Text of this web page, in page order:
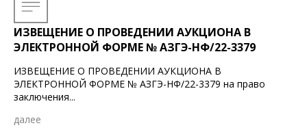
ИЗВЕЩЕНИЕ О ПРОВЕДЕНИИ АУКЦИОНА В
ЭЛЕКТРОННОЙ ФОРМЕ № АЗГЭ-НФ/22-3379
ИЗВЕЩЕНИЕ О ПРОВЕДЕНИИ АУКЦИОНА В
ЭЛЕКТРОННОЙ ФОРМЕ № АЗГЭ-НФ/22-3379 на право
заключения...
далее